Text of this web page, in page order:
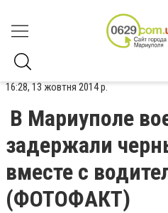
16:28, 13 жовтня 2014 р.
В Мариуполе
задержали
вместе с
(ФОТОФАКТ)